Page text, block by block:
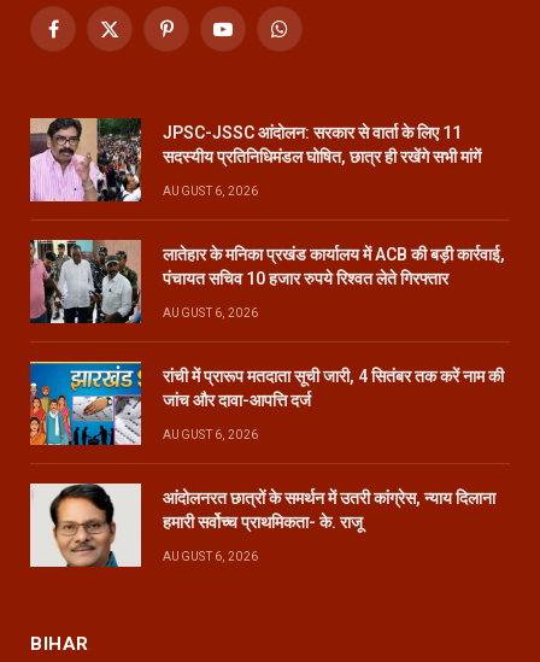
Facebook
X
PinterestYouTubeWhatsApp
JPSC-JSSC आंदोलन: सरकार से वार्ता के लिए 11
सदस्यीय प्रतिनिधिमंडल घोषित, छात्र ही रखेंगे सभी मांगें
AUGUST 6, 2026
लातेहार के मनिका प्रखंड कार्यालय में ACB की बड़ी कार्रवाई,
पंचायत सचिव 10 हजार रुपये रिश्वत लेते गिरफ्तार
AUGUST 6, 2026
रांची में प्रारूप मतदाता सूची जारी, 4 सितंबर तक करें नाम की
जांच और दावा-आपत्ति दर्ज
AUGUST 6, 2026
आंदोलनरत छात्रों के समर्थन में उतरी कांग्रेस, न्याय दिलाना
हमारी सर्वोच्च प्राथमिकता- के. राजू
AUGUST 6, 2026
BIHAR